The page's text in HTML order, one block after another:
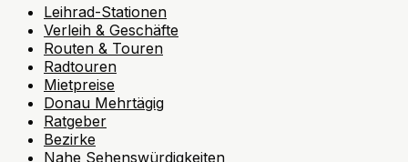
Leihrad-Stationen
Verleih & Geschäfte
Routen & Touren
Radtouren
Mietpreise
Donau Mehrtägig
Ratgeber
Bezirke
Nahe Sehenswürdigkeiten